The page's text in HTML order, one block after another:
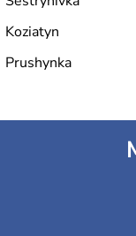
Koziatyn
Prushynka